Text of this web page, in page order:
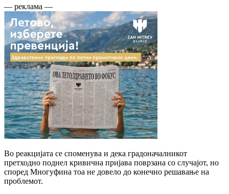
— реклама —
Во реакцијата се споменува и дека градоначалникот
претходно поднел кривична пријава поврзана со случајот, но
според Многуфина тоа не довело до конечно решавање на
проблемот.